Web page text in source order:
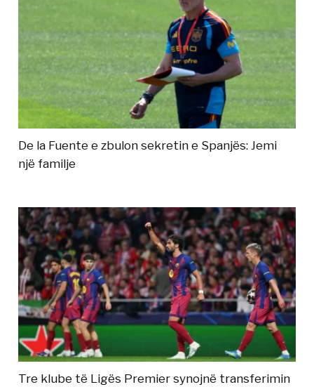
De la Fuente e zbulon sekretin e Spanjës: Jemi
një familje
Tre klube të Ligës Premier synojnë transferimin